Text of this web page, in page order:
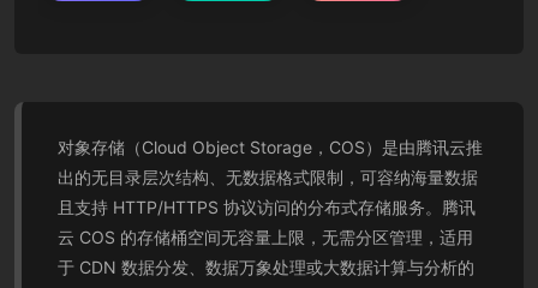
对象存储（Cloud Object Storage，COS）是由腾讯云推
出的无目录层次结构、无数据格式限制，可容纳海量数据
且支持 HTTP/HTTPS 协议访问的分布式存储服务。腾讯
云 COS 的存储桶空间无容量上限，无需分区管理，适用
于 CDN 数据分发、数据万象处理或大数据计算与分析的